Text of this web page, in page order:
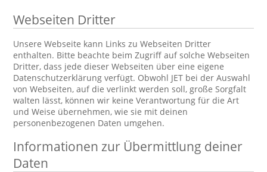
Webseiten Dritter
Unsere Webseite kann Links zu Webseiten Dritter
enthalten. Bitte beachte beim Zugriff auf solche Webseiten
Dritter, dass jede dieser Webseiten über eine eigene
Datenschutzerklärung verfügt. Obwohl JET bei der Auswahl
von Webseiten, auf die verlinkt werden soll, große Sorgfalt
walten lässt, können wir keine Verantwortung für die Art
und Weise übernehmen, wie sie mit deinen
personenbezogenen Daten umgehen.
Informationen zur Übermittlung deiner
Daten